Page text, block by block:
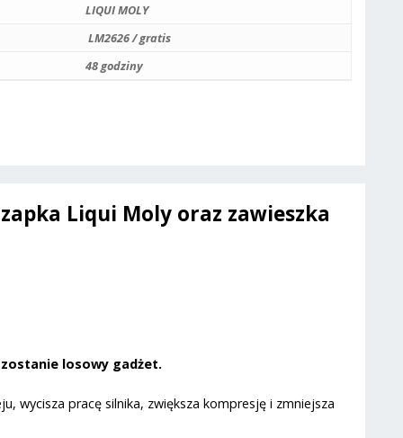
LIQUI MOLY
LM2626 / gratis
48 godziny
Liqui Moly oraz zawieszka
losowy gadżet.
wycisza pracę silnika, zwiększa kompresję i zmniejsza